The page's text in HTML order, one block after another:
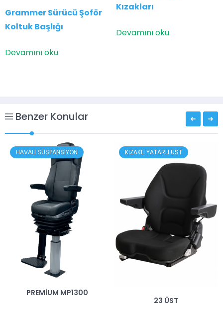
Grammer Sürücü Şoför
Koltuk Başlığı
Devamını oku
Kızakları
Devamını oku
Benzer Konular
KIZAKLI YATARLI ÜST MEKANİK SÜSPANSİYON